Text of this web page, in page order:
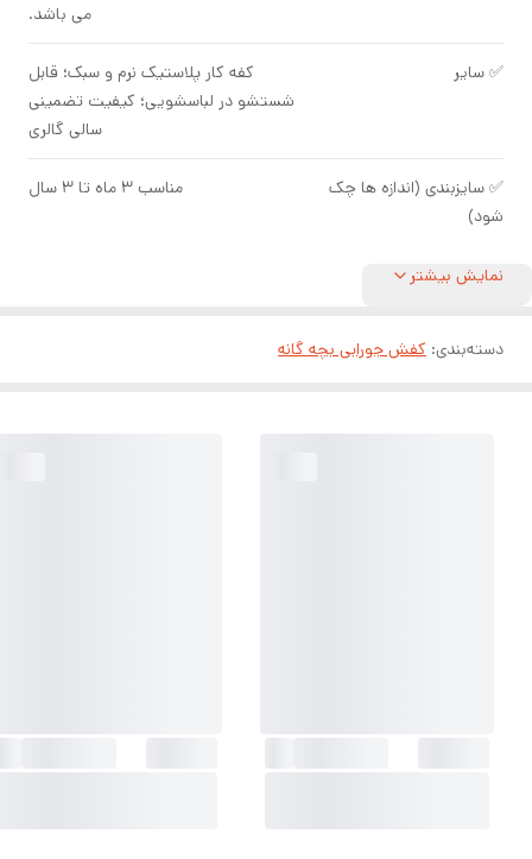
می باشد.
✅ سایر
کفه کار پلاستیک نرم و سبک؛ قابل
شستشو در لباسشویی؛ کیفیت تضمینی
سالی گالری
✅ سایزبندی (اندازه ها چک
شود)
مناسب ۳ ماه تا ۳ سال
نمایش بیشتر
دسته‌بندی: کفش جورابی بچه گانه